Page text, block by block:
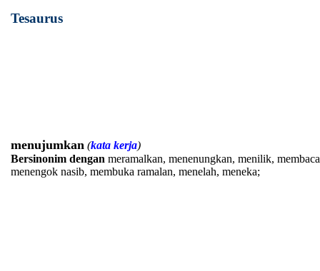
Tesaurus
menujumkan (kata kerja)
Bersinonim dengan meramalkan, menenungkan, menilik,
menengok nasib, membuka ramalan, menelah, meneka;